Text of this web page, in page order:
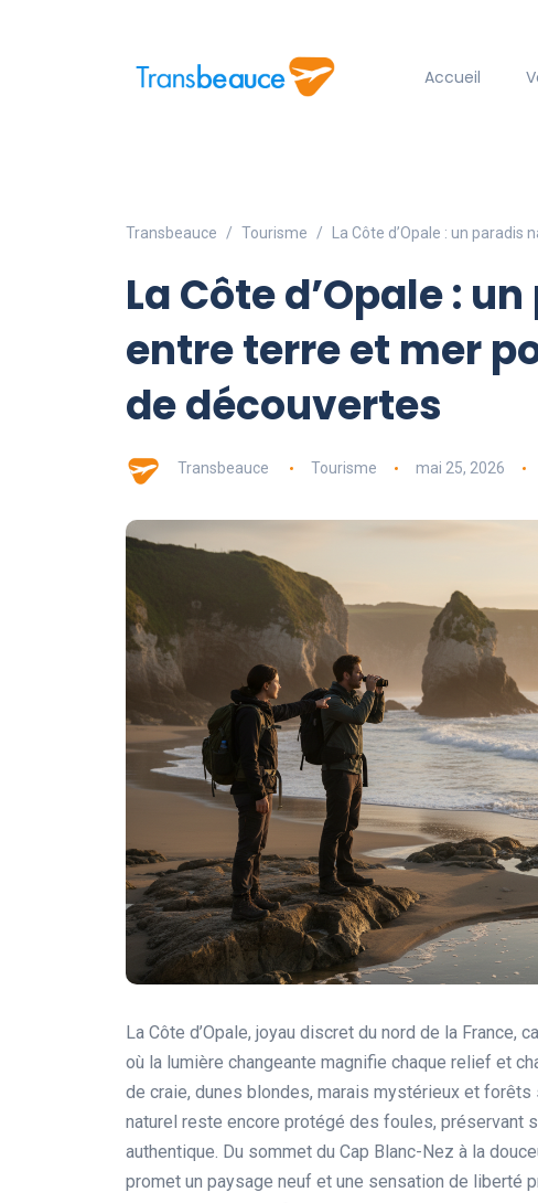
Accueil
Transbeauce Tourisme La Côte d’Opale : un
La Côte d’Opale :
entre terre et mer
de découvertes
Transbeauce Tourisme mai 25, 2026
La Côte d’Opale, joyau discret du nord de la
où la lumière changeante magnifie chaque relief et
de craie, dunes blondes, marais mystérieux et
naturel reste encore protégé des foules, préservant
authentique. Du sommet du Cap Blanc-Nez à la
promet un paysage neuf et une sensation de liberté